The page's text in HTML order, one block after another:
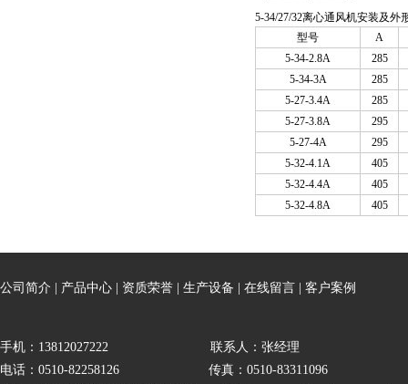
5-34/27/32离心通风机安装及外
型号
A
5-34-2.8A
285
5-34-3A
285
5-27-3.4A
285
5-27-3.8A
295
5-27-4A
295
5-32-4.1A
405
5-32-4.4A
405
5-32-4.8A
405
公司简介 产品中心 资质荣誉 生产设备 在线留言 客户案例
手机：13812027222 联系人：张经理
电话：0510-82258126 传真：0510-83311096